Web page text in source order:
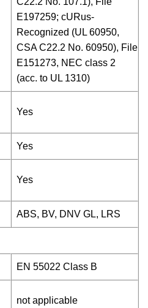
E197259; cURus-
Recognized (UL 60950,
CSA C22.2 No. 60950), File
E151273, NEC class 2
(acc. to UL 1310)
Yes
Yes
Yes
ABS, BV, DNV GL, LRS
EN 55022 Class B
not applicable